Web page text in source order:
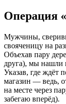
Операция
Мужчины,
свояченицу на
Объехав пару
друга), мы нашли
Указав, где ждёт
магазин — ведь,
на месте через
забегаю вперёд).